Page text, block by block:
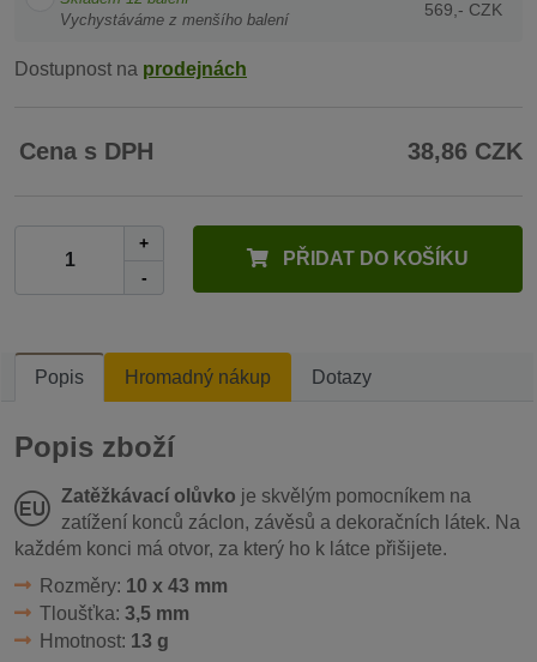
Vychystáváme z menšího balení
569,- CZK
Dostupnost na prodejnách
Cena s DPH 38,86 CZK
+
-
PŘIDAT DO KOŠÍKU
Popis Hromadný nákup Dotazy
Popis zboží
Zatěžkávací olůvko je skvělým pomocníkem na
zatížení konců záclon, závěsů a dekoračních látek. Na
každém konci má otvor, za který ho k látce přišijete.
Rozměry: 10 x 43 mm
Tloušťka: 3,5 mm
Hmotnost: 13 g